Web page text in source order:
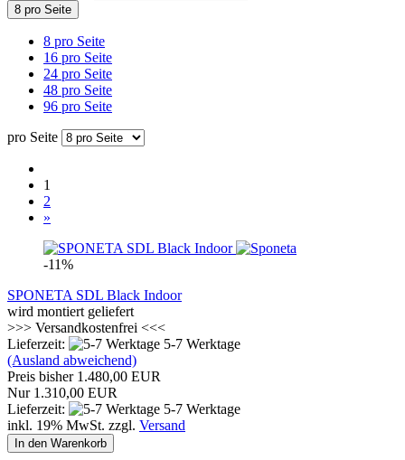
8 pro Seite
8 pro Seite
16 pro Seite
24 pro Seite
48 pro Seite
96 pro Seite
pro Seite
1
2
»
-11%
SPONETA SDL Black Indoor
wird montiert geliefert
>>> Versandkostenfrei <<<
Lieferzeit:
5-7 Werktage
(Ausland abweichend)
Preis bisher 1.480,00 EUR
Nur 1.310,00 EUR
Lieferzeit:
5-7 Werktage
inkl. 19% MwSt. zzgl. Versand
In den Warenkorb